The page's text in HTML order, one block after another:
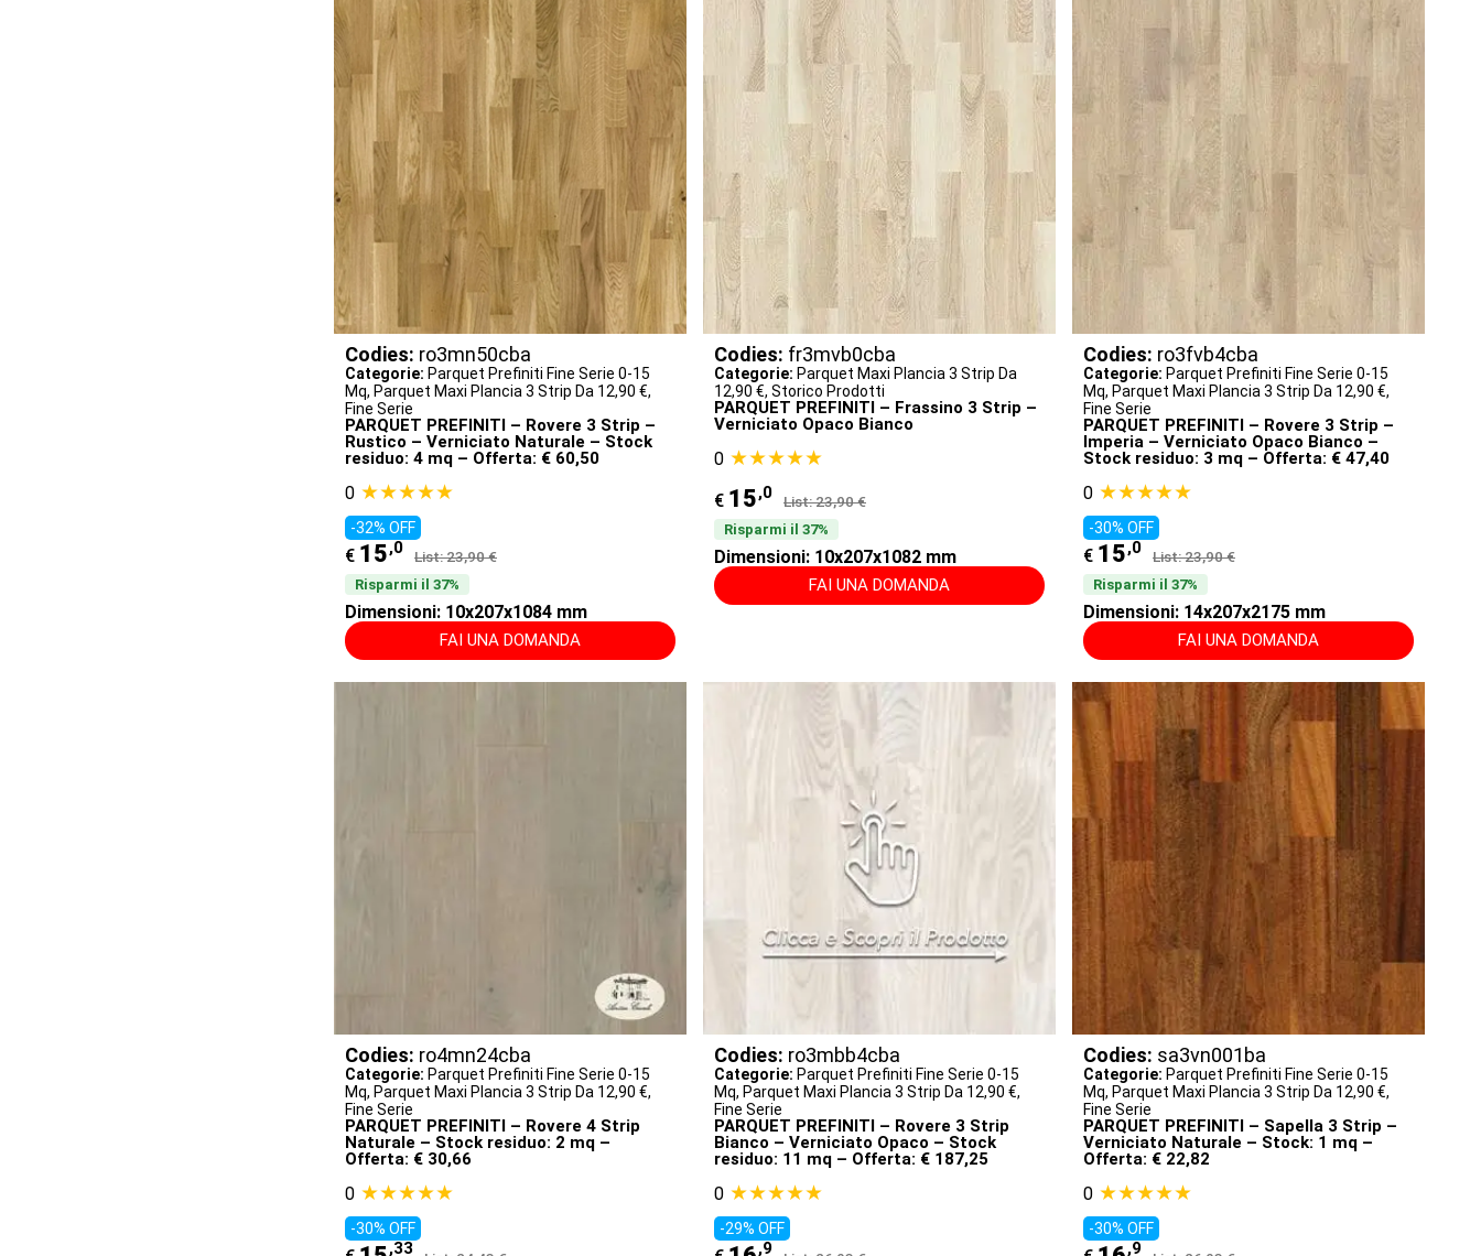
Codies: ro3mn50cba
Categorie: Parquet Prefiniti Fine Serie 0-15
Mq, Parquet Maxi Plancia 3 Strip Da 12,90 €,
Fine Serie
PARQUET PREFINITI – Rovere 3 Strip –
Rustico – Verniciato Naturale – Stock
residuo: 4 mq – Offerta: € 60,50
0 ★★★★★
-32% OFF
€ 15,0 List: 23,90 €
Risparmi il 37%
Dimensioni: 10x207x1084 mm
FAI UNA DOMANDA
Codies: fr3mvb0cba
Categorie: Parquet Maxi Plancia 3 Strip Da
12,90 €, Storico Prodotti
PARQUET PREFINITI – Frassino 3 Strip –
Verniciato Opaco Bianco
0 ★★★★★
€ 15,0 List: 23,90 €
Risparmi il 37%
Dimensioni: 10x207x1082 mm
FAI UNA DOMANDA
Codies: ro3fvb4cba
Categorie: Parquet Prefiniti Fine Serie 0-15
Mq, Parquet Maxi Plancia 3 Strip Da 12,90 €,
Fine Serie
PARQUET PREFINITI – Rovere 3 Strip –
Imperia – Verniciato Opaco Bianco –
Stock residuo: 3 mq – Offerta: € 47,40
0 ★★★★★
-30% OFF
€ 15,0 List: 23,90 €
Risparmi il 37%
Dimensioni: 14x207x2175 mm
FAI UNA DOMANDA
Codies: ro4mn24cba
Categorie: Parquet Prefiniti Fine Serie 0-15
Mq, Parquet Maxi Plancia 3 Strip Da 12,90 €,
Fine Serie
PARQUET PREFINITI – Rovere 4 Strip
Naturale – Stock residuo: 2 mq –
Offerta: € 30,66
0 ★★★★★
-30% OFF
,33
Codies: ro3mbb4cba
Categorie: Parquet Prefiniti Fine Serie 0-15
Mq, Parquet Maxi Plancia 3 Strip Da 12,90 €,
Fine Serie
PARQUET PREFINITI – Rovere 3 Strip
Bianco – Verniciato Opaco – Stock
residuo: 11 mq – Offerta: € 187,25
0 ★★★★★
-29% OFF
,9
Codies: sa3vn001ba
Categorie: Parquet Prefiniti Fine Serie 0-15
Mq, Parquet Maxi Plancia 3 Strip Da 12,90 €,
Fine Serie
PARQUET PREFINITI – Sapella 3 Strip –
Verniciato Naturale – Stock: 1 mq –
Offerta: € 22,82
0 ★★★★★
-30% OFF
,9